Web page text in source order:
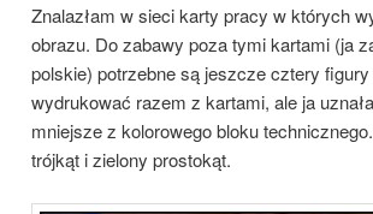
Znalazłam w sieci karty pracy w których
obrazu. Do zabawy poza tymi kartami (ja
polskie) potrzebne są jeszcze cztery
wydrukować razem z kartami, ale ja
mniejsze z kolorowego bloku
trójkąt i zielony prostokąt.